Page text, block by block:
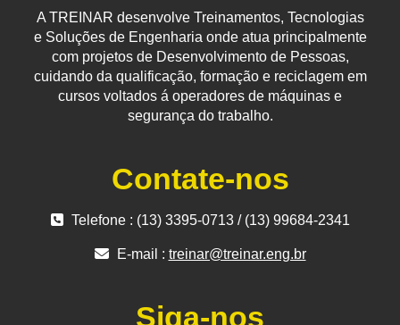
A TREINAR desenvolve Treinamentos, Tecnologias
e Soluções de Engenharia onde atua principalmente
com projetos de Desenvolvimento de Pessoas,
cuidando da qualificação, formação e reciclagem em
cursos voltados á operadores de máquinas e
segurança do trabalho.
Contate-nos
Telefone : (13) 3395-0713 / (13) 99684-2341
E-mail : treinar@treinar.eng.br
Siga-nos